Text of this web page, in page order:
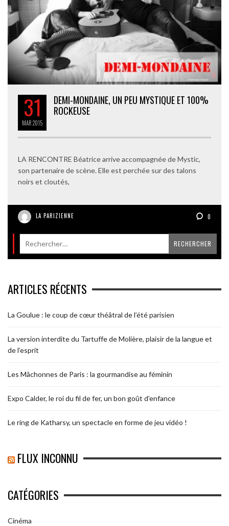
31
MAR2015
DEMI-MONDAINE, UN PEU MYSTIQUE ET 100%
ROCKEUSE
LA RENCONTRE Béatrice arrive accompagnée de Mystic,
son partenaire de scène. Elle est perchée sur des talons
noirs et cloutés,
LA PARIZIENNE 0
ARTICLES RÉCENTS
La Goulue : le coup de cœur théâtral de l’été parisien
La version interdite du Tartuffe de Molière, plaisir de la langue et
de l’esprit
Les Mâchonnes de Paris : la gourmandise au féminin
Expo Calder, le roi du fil de fer, un bon goût d’enfance
Le ring de Katharsy, un spectacle en forme de jeu vidéo !
FLUX INCONNU
CATÉGORIES
Cinéma